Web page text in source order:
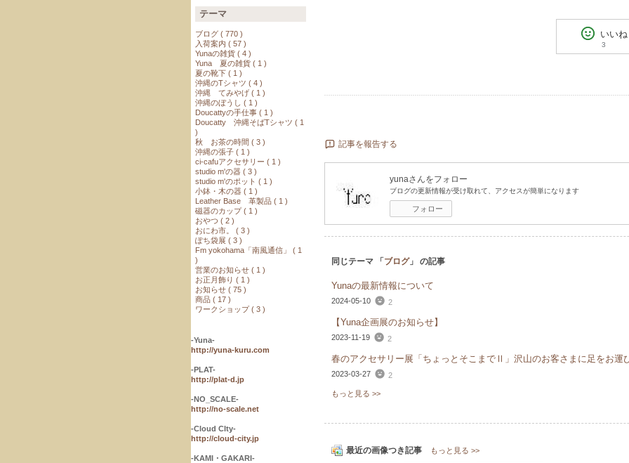
テーマ
ブログ ( 770 )
入荷案内 ( 57 )
Yunaの雑貨 ( 4 )
Yuna 夏の雑貨 ( 1 )
夏の靴下 ( 1 )
沖縄のTシャツ ( 4 )
沖縄 てみやげ ( 1 )
沖縄のぼうし ( 1 )
Doucattyの手仕事 ( 1 )
Doucatty 沖縄そばTシャツ ( 1
)
秋 お茶の時間 ( 3 )
沖縄の張子 ( 1 )
ci-cafuアクセサリー ( 1 )
studio m'の器 ( 3 )
studio m'のポット ( 1 )
小鉢・木の器 ( 1 )
Leather Base 革製品 ( 1 )
磁器のカップ ( 1 )
おやつ ( 2 )
おにわ市。 ( 3 )
ぽち袋展 ( 3 )
Fm yokohama「南風通信」 ( 1
)
営業のお知らせ ( 1 )
お正月飾り ( 1 )
お知らせ ( 75 )
商品 ( 17 )
ワークショップ ( 3 )
-Yuna-
http://yuna-kuru.com
-PLAT-
http://plat-d.jp
-NO_SCALE-
http://no-scale.net
-Cloud CIty-
http://cloud-city.jp
-KAMI・GAKARI-
いいね
3
記事を報告する
yunaさんをフォロー
ブログの更新情報が受け取れて、アクセスが簡単になります
フォロー
同じテーマ 「 ブログ」 の記事
Yunaの最新情報について
2024-05-10 2
【Yuna企画展のお知らせ】
2023-11-19 2
春のアクセサリー展「ちょっとそこまでⅡ」沢山のお客さまに足をお運
2023-03-27 2
もっと見る >>
最近の画像つき記事 もっと見る >>